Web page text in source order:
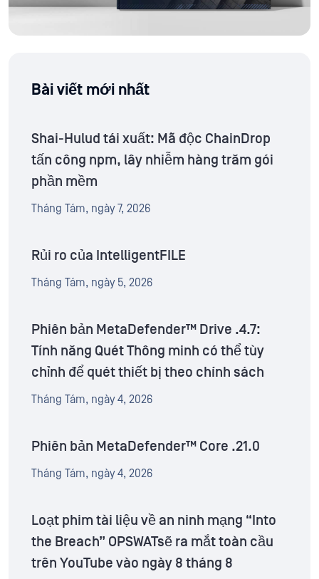
Bài viết mới nhất
Shai-Hulud tái xuất: Mã độc ChainDrop
tấn công npm, lây nhiễm hàng trăm gói
phần mềm
Tháng Tám, ngày 7, 2026
Rủi ro của IntelligentFILE
Tháng Tám, ngày 5, 2026
Phiên bản MetaDefender™ Drive .4.7:
Tính năng Quét Thông minh có thể tùy
chỉnh để quét thiết bị theo chính sách
Tháng Tám, ngày 4, 2026
Phiên bản MetaDefender™ Core .21.0
Tháng Tám, ngày 4, 2026
Loạt phim tài liệu về an ninh mạng “Into
the Breach” OPSWATsẽ ra mắt toàn cầu
trên YouTube vào ngày 8 tháng 8